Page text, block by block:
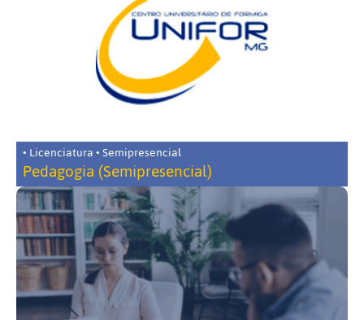
• Licenciatura • Semipresencial
Pedagogia (Semipresencial)